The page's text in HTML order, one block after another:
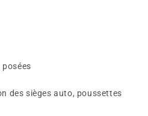
des sièges auto, poussettes